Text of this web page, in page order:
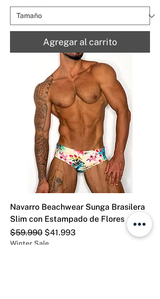
Agregar al carrito
Navarro Beachwear Sunga Brasilera
Slim con Estampado de Flores
Precio
$59.990 Precio de oferta
$41.993
Winter Sale